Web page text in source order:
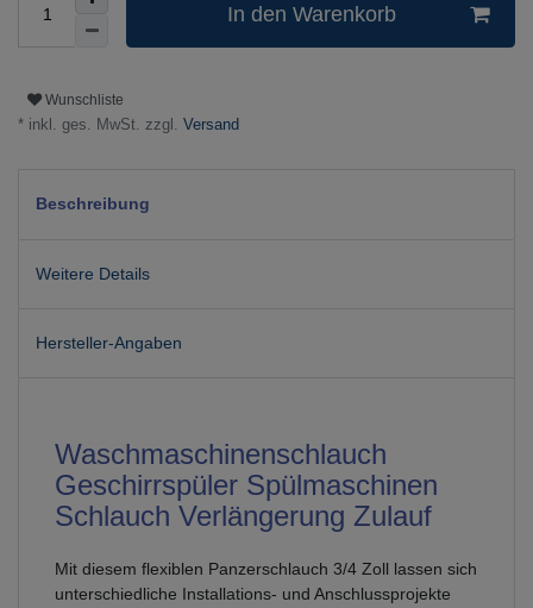
In den Warenkorb
Wunschliste
* inkl. ges. MwSt. zzgl. Versand
Beschreibung
Weitere Details
Hersteller-Angaben
Waschmaschinenschlauch
Geschirrspüler Spülmaschinen
Schlauch Verlängerung Zulauf
Mit diesem flexiblen Panzerschlauch 3/4 Zoll lassen sich
unterschiedliche Installations- und Anschlussprojekte